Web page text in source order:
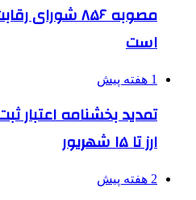
مصوبه ۸۵۶
است
1 هفته پیش
تمدید بخشنامه اعتبار
ارز تا ۱۵ شهریور
2 هفته پیش